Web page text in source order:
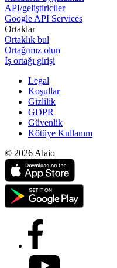
API/geliştiriciler
Google API Services
Ortaklar
Ortaklık bul
Ortağımız olun
İş ortağı girişi
Legal
Koşullar
Gizlilik
GDPR
Güvenlik
Kötüye Kullanım
© 2026 Alaio